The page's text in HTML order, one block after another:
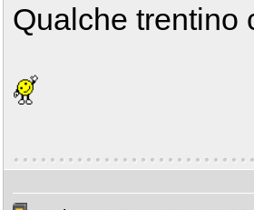
Qualche trentino